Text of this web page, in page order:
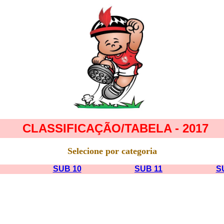
CLASSIFICAÇÃO/TABELA - 2017
Selecione por categoria
SUB 10 SUB 11